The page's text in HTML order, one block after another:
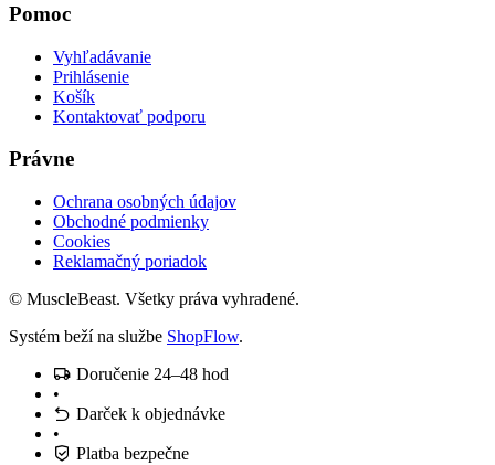
Pomoc
Vyhľadávanie
Prihlásenie
Košík
Kontaktovať podporu
Právne
Ochrana osobných údajov
Obchodné podmienky
Cookies
Reklamačný poriadok
© MuscleBeast. Všetky práva vyhradené.
Systém beží na službe ShopFlow.
Doručenie 24–48 hod
•
Darček k objednávke
•
Platba bezpečne